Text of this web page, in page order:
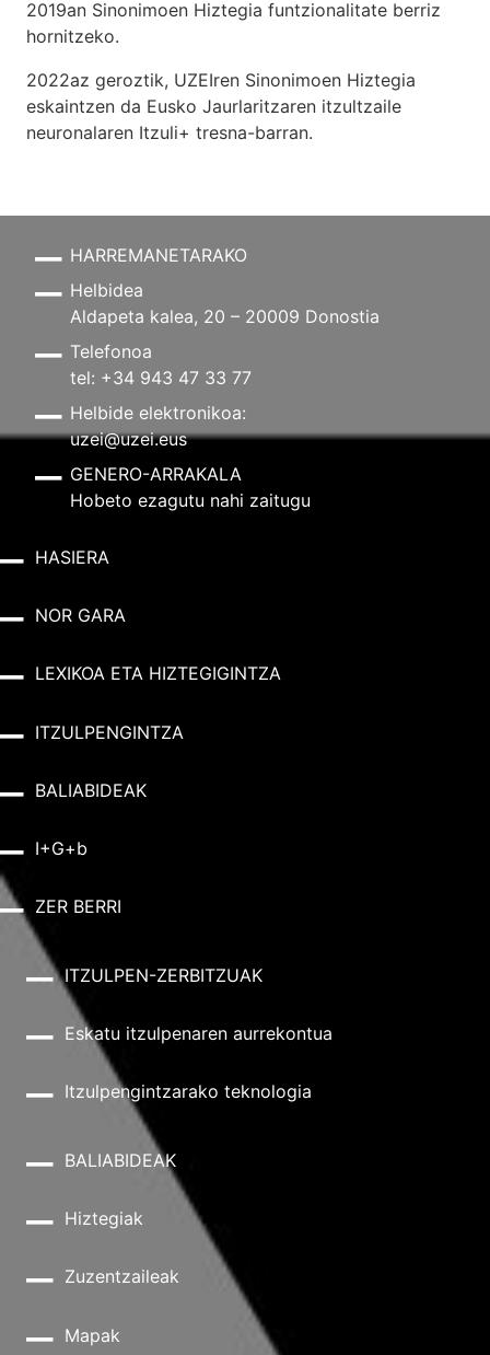
2019an Sinonimoen Hiztegia funtzionalitate berriz
hornitzeko.
2022az geroztik, UZEIren Sinonimoen Hiztegia
eskaintzen da Eusko Jaurlaritzaren itzultzaile
neuronalaren Itzuli+ tresna-barran.
HARREMANETARAKO
Helbidea
Aldapeta kalea, 20 – 20009 Donostia
Telefonoa
tel: +34 943 47 33 77
Helbide elektronikoa:
uzei@uzei.eus
GENERO-ARRAKALA
Hobeto ezagutu nahi zaitugu
HASIERA
NOR GARA
LEXIKOA ETA HIZTEGIGINTZA
ITZULPENGINTZA
BALIABIDEAK
I+G+b
ZER BERRI
ITZULPEN-ZERBITZUAK
Eskatu itzulpenaren aurrekontua
Itzulpengintzarako teknologia
BALIABIDEAK
Hiztegiak
Zuzentzaileak
Mapak